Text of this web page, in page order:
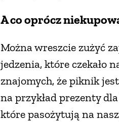
A co oprócz
Można wreszcie zużyć
jedzenia, które czekało
znajomych, że piknik
na przykład prezenty
które pasożytują na